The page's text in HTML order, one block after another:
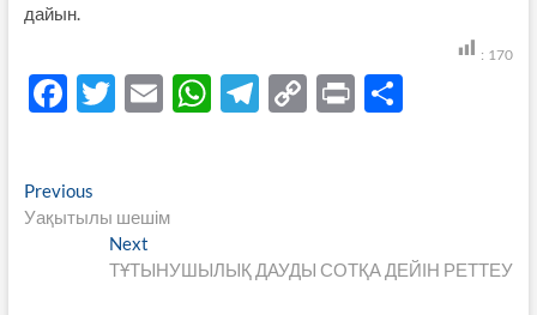
дайын.
: 170
F
b
T
er
E W
p
T
m
C
n
P S
Навигация
по
записям
PreviousPrevious
post:
Уақытылы шешім
Next
post:
ТҰТЫНУШЫЛЫҚ ДАУДЫ СОТҚА ДЕЙІН РЕТТЕУ